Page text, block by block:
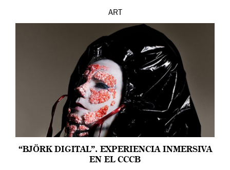
ART
“BJÖRK DIGITAL”. EXPERIENCIA INMERSIVA
EN EL CCCB